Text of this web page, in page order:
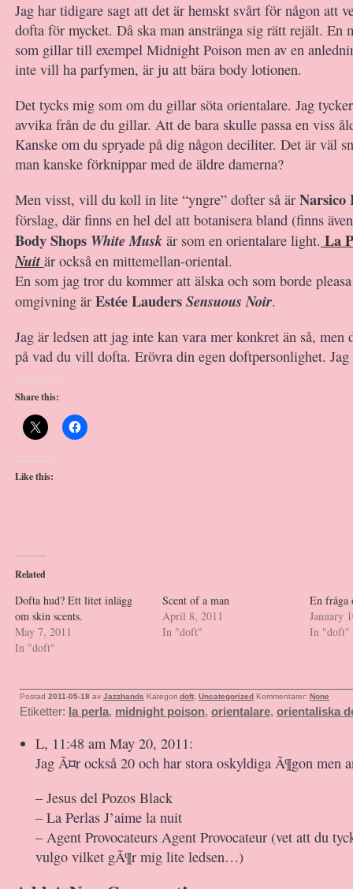
Jag har tidigare sagt att det är hemskt svårt för någon att
dofta för mycket. Då ska man anstränga sig rätt rejält. En
som gillar till exempel Midnight Poison men av en
inte vill ha parfymen, är ju att bära body lotionen.
Det tycks mig som om du gillar söta orientalare. Jag
avvika från de du gillar. Att de bara skulle passa en viss
Kanske om du spryade på dig någon deciliter. Det är väl
man kanske förknippar med de äldre damerna?
Men visst, vill du koll in lite “yngre” dofter så är Narsico
förslag, där finns en hel del att botanisera bland (finns
Body Shops White Musk är som en orientalare light. La
Nuit är också en mittemellan-oriental.
En som jag tror du kommer att älska och som borde
omgivning är Estée LaudersSensuous Noir.
Jag är ledsen att jag inte kan vara mer konkret än så, men
på vad du vill dofta. Erövra din egen doftpersonlighet.
Share this:
Like this:
Related
Dofta hud? Ett litet inlägg
om skin scents.
May 7, 2011
In "doft"
Scent of a man
April 8, 2011
In "doft"
En fråga
January
In "doft"
Postad 2011-05-18 av Jazzhands Kategori doft Uncategorized Kommentarer: None
Etiketter: la perla, midnight poison, orientalare, orientaliska
L, 11:48 am May 20, 2011:
Jag Ã¤r också 20 och har stora oskyldiga Ã¶gon men
– Jesus del Pozos Black
– La Perlas J’aime la nuit
– Agent Provocateurs Agent Provocateur (vet att du
vulgo vilket gÃ¶r mig lite ledsen…)